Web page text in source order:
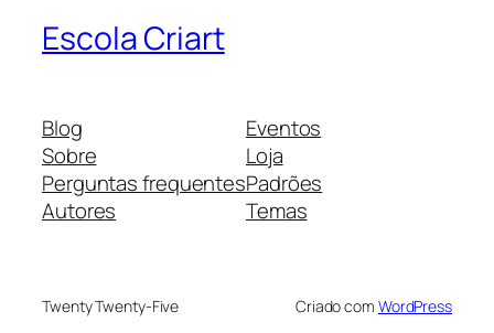
Escola Criart
Blog
Sobre
Perguntas frequentes
Autores
Eventos
Loja
Padrões
Temas
Twenty Twenty-Five Criado com WordPress